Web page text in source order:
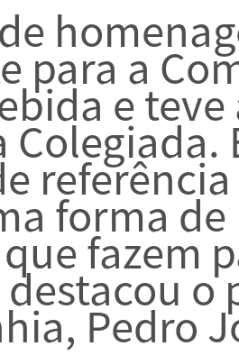
para a
e
forma
que fazem
destacou
Pedro